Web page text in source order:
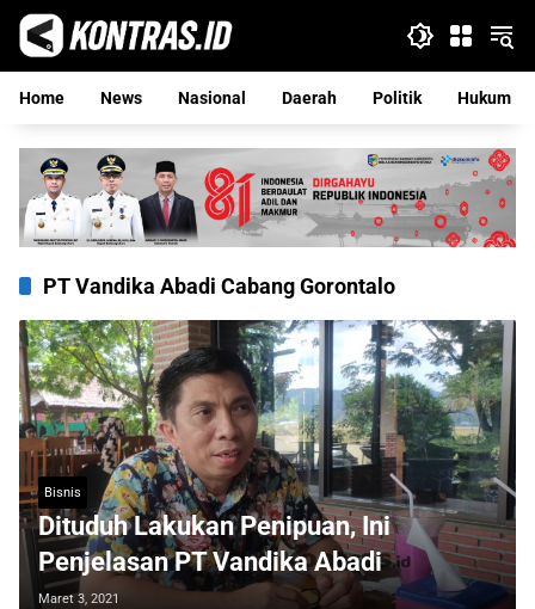
Langsung
konten
Home
News Nasional Daerah Politik Hukum
PT Vandika Abadi Cabang Gorontalo
Bisnis
Dituduh Lakukan Penipuan, Ini
Penjelasan PT Vandika Abadi
Maret 3, 2021